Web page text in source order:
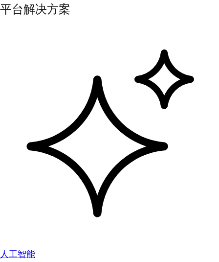
平台解决方案
人工智能